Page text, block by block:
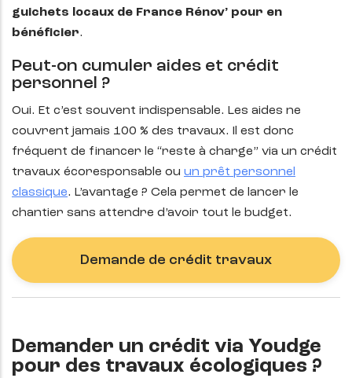
guichets locaux de France Rénov’ pour en
bénéficier.
Peut-on cumuler aides et crédit
personnel ?
Oui. Et c’est souvent indispensable. Les aides ne
couvrent jamais 100 % des travaux. Il est donc
fréquent de financer le “reste à charge” via un crédit
travaux écoresponsable ou un prêt personnel
classique. L’avantage ? Cela permet de lancer le
chantier sans attendre d’avoir tout le budget.
Demande de crédit travaux
Demander un crédit via Youdge
pour des travaux écologiques ?